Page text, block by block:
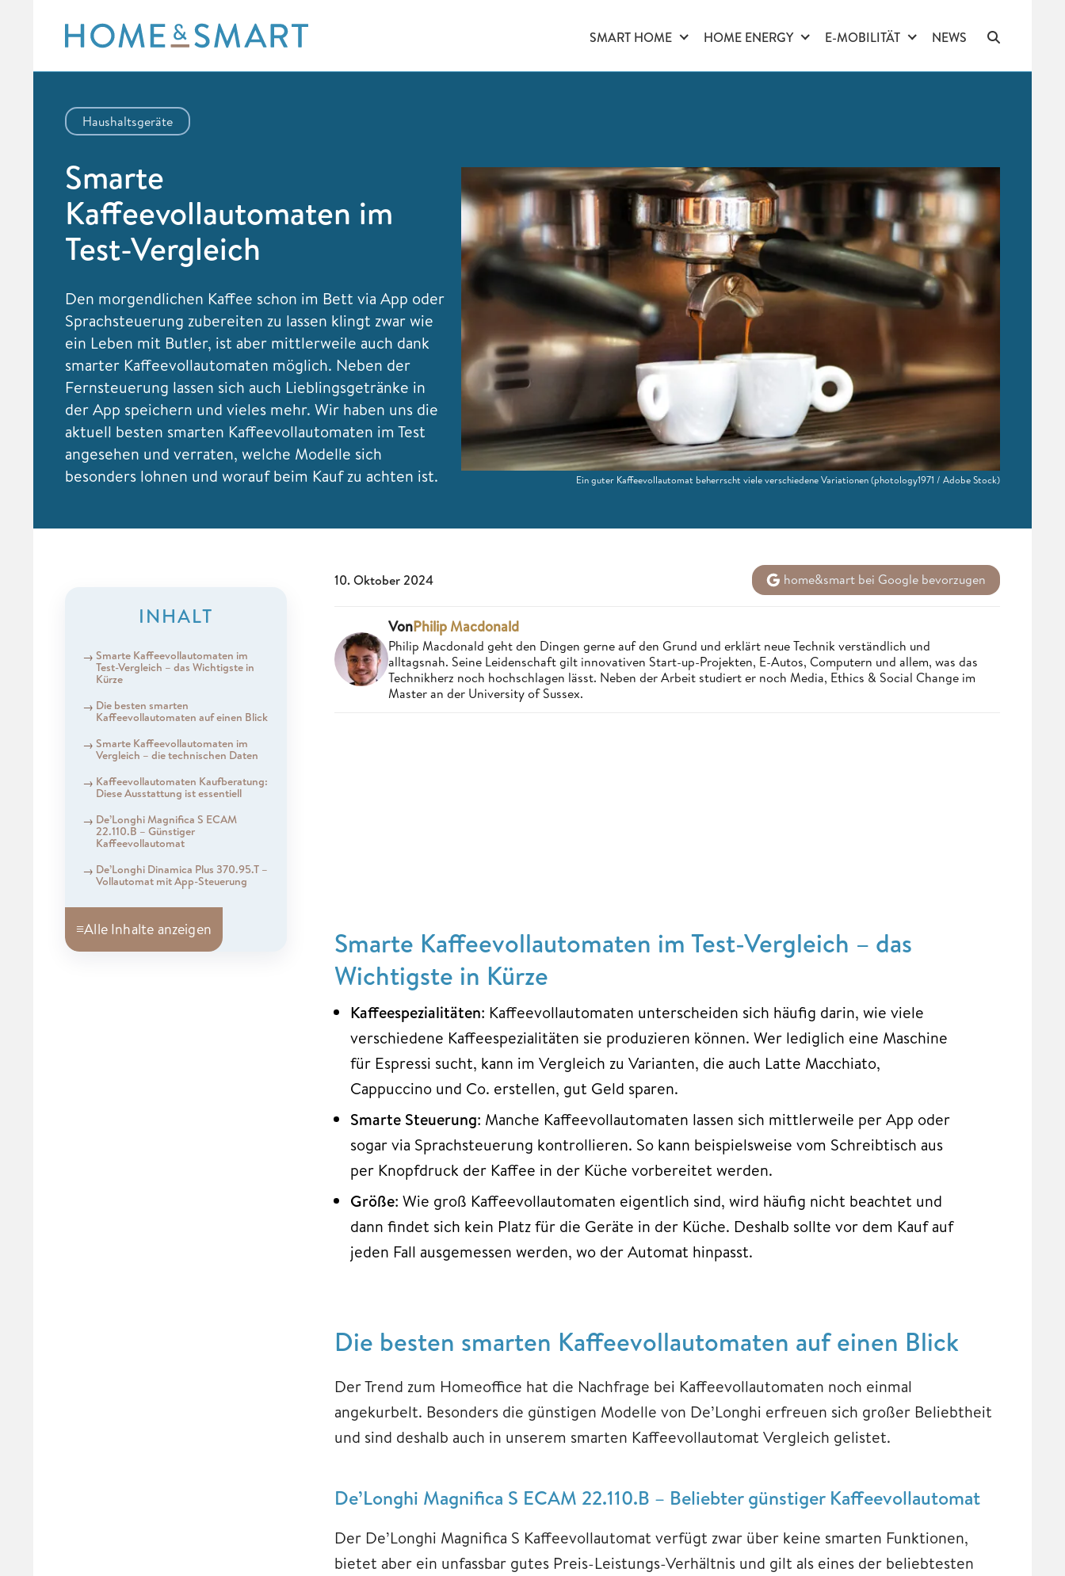
content
SMART HOME HOME ENERGY E-MOBILITÄT NEWS
Haushaltsgeräte
Smarte
Kaffeevollautomaten im
Test-Vergleich
Den morgendlichen Kaffee schon im Bett via App oder
Sprachsteuerung zubereiten zu lassen klingt zwar wie
ein Leben mit Butler, ist aber mittlerweile auch dank
smarter Kaffeevollautomaten möglich. Neben der
Fernsteuerung lassen sich auch Lieblingsgetränke in
der App speichern und vieles mehr. Wir haben uns die
aktuell besten smarten Kaffeevollautomaten im Test
angesehen und verraten, welche Modelle sich
besonders lohnen und worauf beim Kauf zu achten ist.
Ein guter Kaffeevollautomat beherrscht viele verschiedene Variationen(photology1971 / Adobe Stock)
INHALT
Smarte Kaffeevollautomaten im
Test-Vergleich – das Wichtigste in
Kürze
Die besten smarten
Kaffeevollautomaten auf einen Blick
Smarte Kaffeevollautomaten im
Vergleich – die technischen Daten
Kaffeevollautomaten Kaufberatung:
Diese Ausstattung ist essentiell
De’Longhi Magnifica S ECAM
22.110.B – Günstiger
Kaffeevollautomat
De’Longhi Dinamica Plus 370.95.T –
Vollautomat mit App-Steuerung
≡Alle Inhalte anzeigen
10. Oktober 2024 home&smart bei Google bevorzugen
VonPhilip Macdonald
Philip Macdonald geht den Dingen gerne auf den Grund und erklärt neue Technik verständlich und
alltagsnah. Seine Leidenschaft gilt innovativen Start-up-Projekten, E-Autos, Computern und allem, was das
Technikherz noch hochschlagen lässt. Neben der Arbeit studiert er noch Media, Ethics & Social Change im
Master an der University of Sussex.
Smarte Kaffeevollautomaten im Test-Vergleich – das
Wichtigste in Kürze
Kaffeespezialitäten: Kaffeevollautomaten unterscheiden sich häufig darin, wie viele
verschiedene Kaffeespezialitäten sie produzieren können. Wer lediglich eine Maschine
für Espressi sucht, kann im Vergleich zu Varianten, die auch Latte Macchiato,
Cappuccino und Co. erstellen, gut Geld sparen.
Smarte Steuerung: Manche Kaffeevollautomaten lassen sich mittlerweile per App oder
sogar via Sprachsteuerung kontrollieren. So kann beispielsweise vom Schreibtisch aus
per Knopfdruck der Kaffee in der Küche vorbereitet werden.
Größe: Wie groß Kaffeevollautomaten eigentlich sind, wird häufig nicht beachtet und
dann findet sich kein Platz für die Geräte in der Küche. Deshalb sollte vor dem Kauf auf
jeden Fall ausgemessen werden, wo der Automat hinpasst.
Die besten smarten Kaffeevollautomaten auf einen Blick
Der Trend zum Homeoffice hat die Nachfrage bei Kaffeevollautomaten noch einmal
angekurbelt. Besonders die günstigen Modelle von De’Longhi erfreuen sich großer Beliebtheit
und sind deshalb auch in unserem smarten Kaffeevollautomat Vergleich gelistet.
De’Longhi Magnifica S ECAM 22.110.B – Beliebter günstiger Kaffeevollautomat
Der De’Longhi Magnifica S Kaffeevollautomat verfügt zwar über keine smarten Funktionen,
bietet aber ein unfassbar gutes Preis-Leistungs-Verhältnis und gilt als eines der beliebtesten